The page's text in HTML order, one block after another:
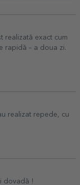
realizată exact cum
rapidă – a doua zi.
realizat repede, cu
dovadă !